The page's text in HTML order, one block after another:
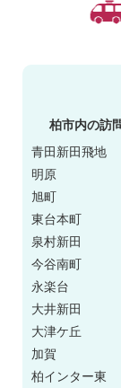
柏市内の訪
青田新田飛地
明原
旭町
東台本町
泉村新田
今谷南町
永楽台
大井新田
大津ケ丘
加賀
柏インター東